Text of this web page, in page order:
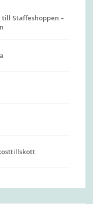
Staffeshoppen –